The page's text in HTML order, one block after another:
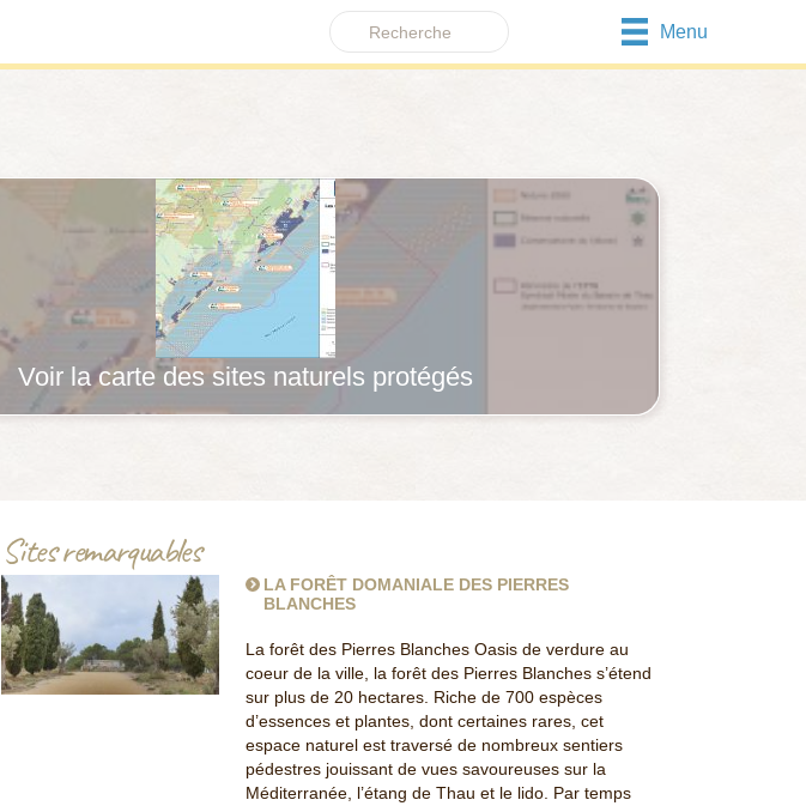
Menu
Voir la carte des sites naturels protégés
Sites remarquables
LA FORÊT DOMANIALE DES PIERRES
BLANCHES
La forêt des Pierres Blanches Oasis de verdure au
coeur de la ville, la forêt des Pierres Blanches s’étend
sur plus de 20 hectares. Riche de 700 espèces
d’essences et plantes, dont certaines rares, cet
espace naturel est traversé de nombreux sentiers
pédestres jouissant de vues savoureuses sur la
Méditerranée, l’étang de Thau et le lido. Par temps